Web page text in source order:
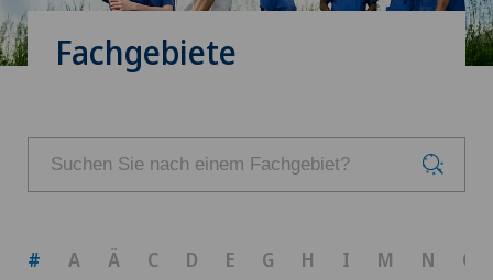
Fachgebiete
# A Ä C D E G H I M N O